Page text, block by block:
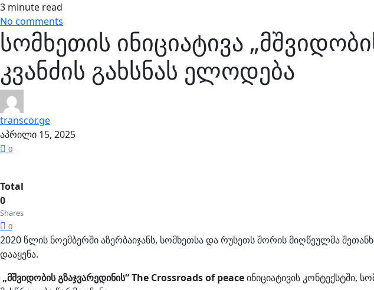
3 minute read
No comments
სომხეთის ინიციატივა
კვანძის გახსნას ელოდება
transcor.ge
აპრილი 15, 2025
0
Total
0
Shares
0
2020 წლის ნოემბერში აზერბაიჯანს, სომხეთსა და რუსეთს შორის მიღწეულმა
დააყენა.
„მშვიდობის გზაჯვარედინის“The Crossroads of peaceინიციატივის კონტექსტში,